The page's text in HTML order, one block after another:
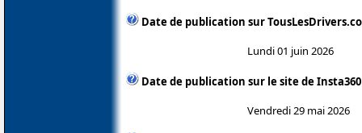
Date de publication sur
Lundi 01 juin 2026
Date de publication sur le site de Insta360
Vendredi 29 mai 2026